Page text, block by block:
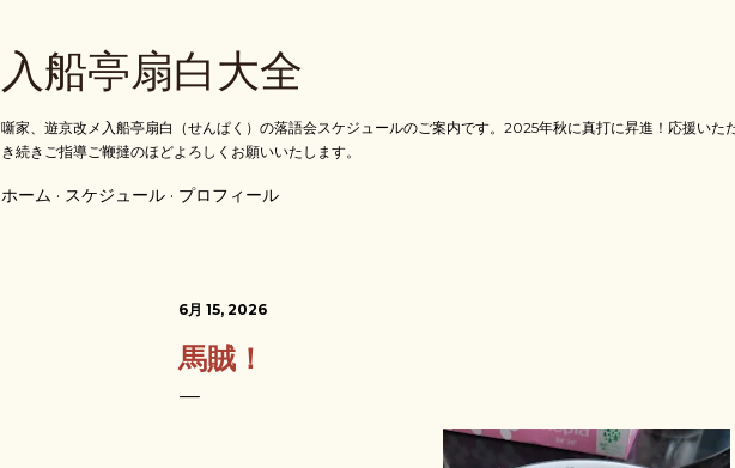
入船亭扇白大全
噺家、遊京改メ入船亭扇白（せんぱく）の落語会スケジュールのご案内です。2025年秋に真打に昇進！応援いた
き続きご指導ご鞭撻のほどよろしくお願いいたします。
ホーム スケジュール プロフィール
6月 15, 2026
馬賊！